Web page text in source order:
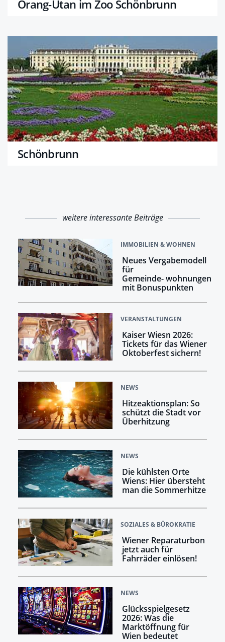
Orang-Utan im Zoo Schönbrunn
Schönbrunn
weitere interessante Beiträge
IMMOBILIEN & WOHNEN
Neues Vergabemodell
für
Gemeinde- wohnungen
mit Bonuspunkten
VERANSTALTUNGEN
Kaiser Wiesn 2026:
Tickets für das Wiener
Oktoberfest sichern!
NEWS
Hitzeaktionsplan: So
schützt die Stadt vor
Überhitzung
NEWS
Die kühlsten Orte
Wiens: Hier übersteht
man die Sommerhitze
SOZIALES & BÜROKRATIE
Wiener Reparaturbon
jetzt auch für
Fahrräder einlösen!
NEWS
Glücksspielgesetz
2026: Was die
Marktöffnung für
Wien bedeutet